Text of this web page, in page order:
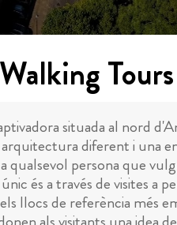
situada al nord
diferent i una
qualsevol persona que
és a través de visites a
llocs de referència més